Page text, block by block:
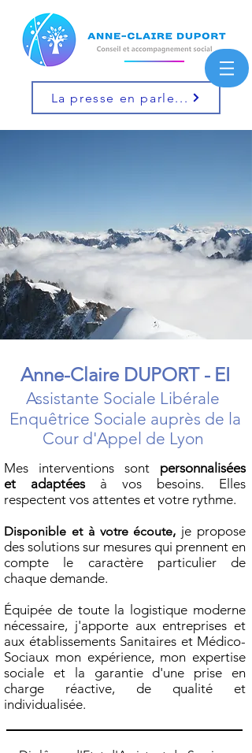
La presse en parle...
Anne-Claire DUPORT - EI
Assistante Sociale Libérale
Enquêtrice Sociale auprès de la
Cour d'Appel de Lyon
Mes interventions sont personnalisées
et adaptéesà vos besoins. Elles
respectent vos attentes et votre rythme.
Disponible et à votre écoute, je propose
des solutions sur mesures qui prennent en
compte le caractère particulier de
chaque demande.
Équipée de toute la logistique moderne
nécessaire, j'apporte aux entreprises et
aux établissements Sanitaires et Médico-
Sociaux mon expérience, mon expertise
sociale et la garantie d'une prise en
charge réactive, de qualité et
individualisée.